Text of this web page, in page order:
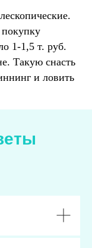
1-1,5 т. руб.
Такую снасть
и ловить